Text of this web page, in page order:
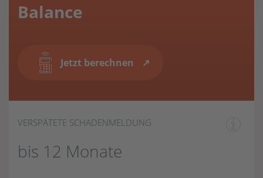
Balance
Jetzt berechnen
VERSPÄTETE SCHADENMELDUNG
bis 12 Monate